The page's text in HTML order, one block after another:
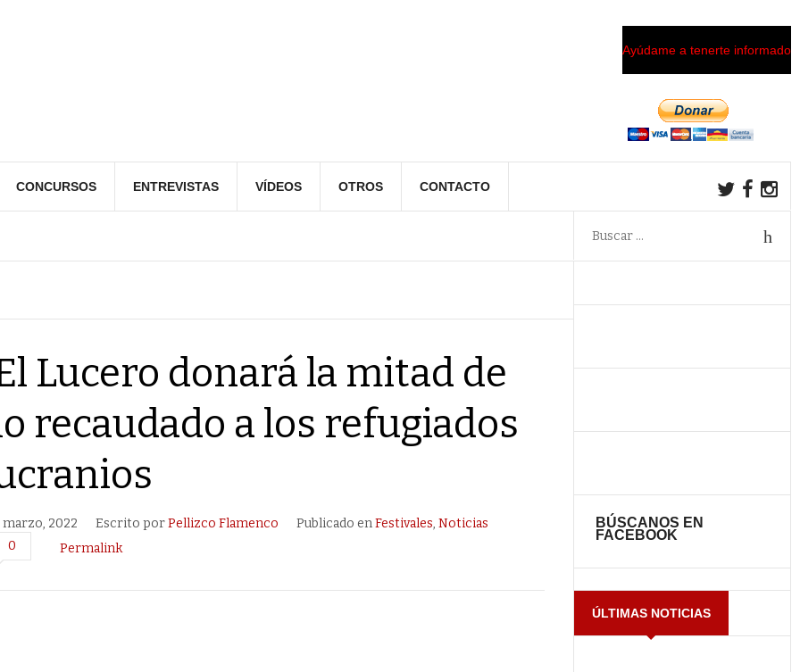
Ayúdame a tenerte informado
CONCURSOS ENTREVISTAS VÍDEOS OTROS CONTACTO
Lucero donará la mitad de
recaudado a los refugiados
marzo, 2022 Escrito porPellizco Flamenco Publicado enFestivales,Noticias
0
Permalink
BÚSCANOS EN
FACEBOOK
ÚLTIMAS NOTICIAS